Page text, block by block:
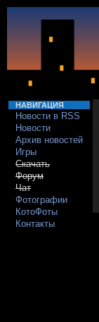
НАВИГАЦИЯ
Новости в RSS
Новости
Архив новостей
Игры
Скачать
Форум
Чат
Фотографии
КотоФоты
Контакты